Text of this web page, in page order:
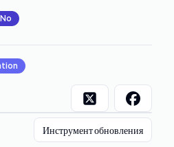
No
Инструмент обновления